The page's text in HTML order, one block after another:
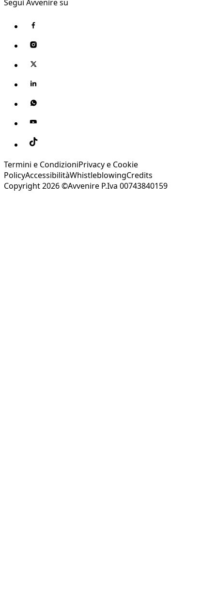
Segui Avvenire su
Termini e CondizioniPrivacy e Cookie
PolicyAccessibilitàWhistleblowingCredits
Copyright 2026 ©Avvenire P.Iva 00743840159